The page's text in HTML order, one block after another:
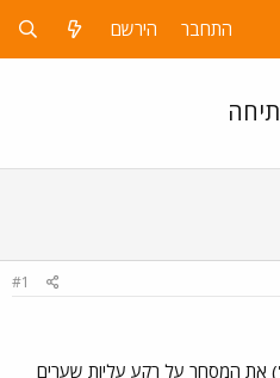
התחבר הירשם
#1
את המסחר על רקע עליות שערים